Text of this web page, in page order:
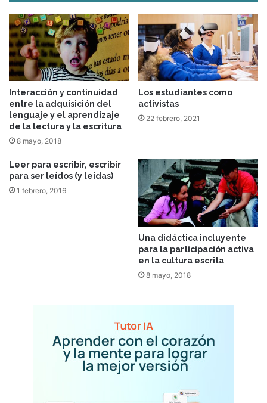
Interacción y continuidad
entre la adquisición del
lenguaje y el aprendizaje
de la lectura y la escritura
8 mayo, 2018
Los estudiantes como
activistas
22 febrero, 2021
Leer para escribir, escribir
para ser leídos (y leídas)
1 febrero, 2016
Una didáctica incluyente
para la participación activa
en la cultura escrita
8 mayo, 2018